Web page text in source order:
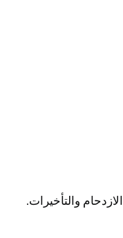
والتأخيرات.